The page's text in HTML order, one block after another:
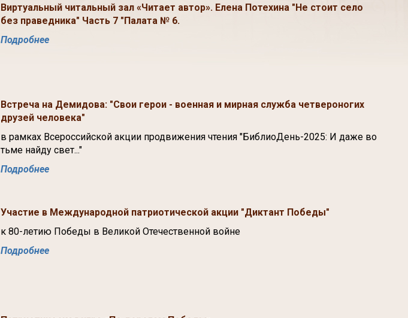
Виртуальный читальный зал «Читает автор». Елена Потехина "Не стоит село
без праведника" Часть 7 "Палата № 6.
Подробнее
Встреча на Демидова: "Свои герои - военная и мирная служба четвероногих
друзей человека"
в рамках Всероссийской акции продвижения чтения "БиблиоДень-2025: И даже во
тьме найду свет..."
Подробнее
Участие в Международной патриотической акции "Диктант Победы"
к 80-летию Победы в Великой Отечественной войне
Подробнее